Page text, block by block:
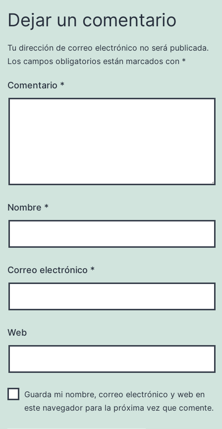
Dejar un comentario
Tu dirección de correo electrónico no será publicada.
Los campos obligatorios están marcados con *
Comentario *
Nombre *
Correo electrónico *
Web
Guarda mi nombre, correo electrónico y web en
este navegador para la próxima vez que comente.